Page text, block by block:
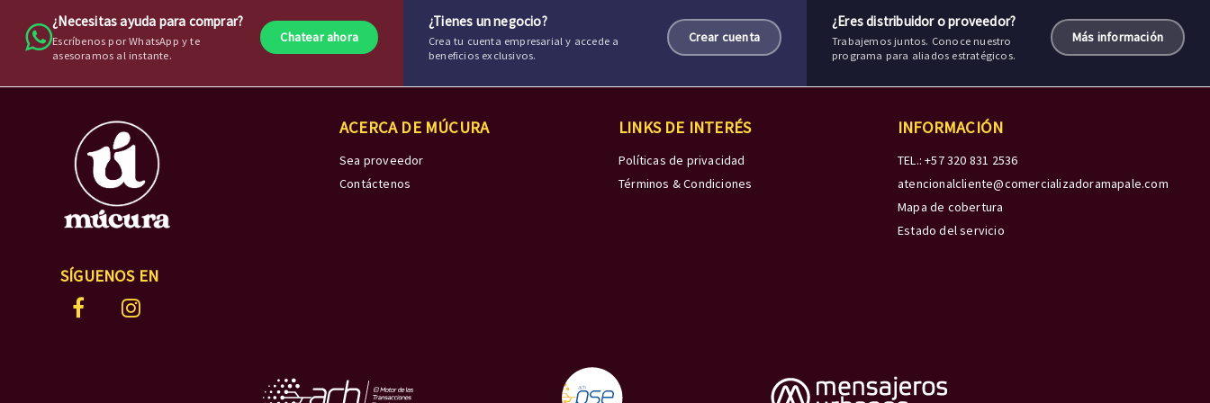
¿Necesitas ayuda para comprar?
Escríbenos por WhatsApp y te
asesoramos al instante.
Chatear ahora
¿Tienes un negocio?
Crea tu cuenta empresarial y accede a
beneficios exclusivos.
Crear cuenta
¿Eres distribuidor o proveedor?
Trabajemos juntos. Conoce nuestro
programa para aliados estratégicos.
Más información
SÍGUENOS EN
ACERCA DE MÚCURA
Sea proveedor
Contáctenos
LINKS DE INTERÉS
Políticas de privacidad
Términos & Condiciones
INFORMACIÓN
TEL.: +57 320 831 2536
atencionalcliente@comercializadoramapale.com
Mapa de cobertura
Estado del servicio